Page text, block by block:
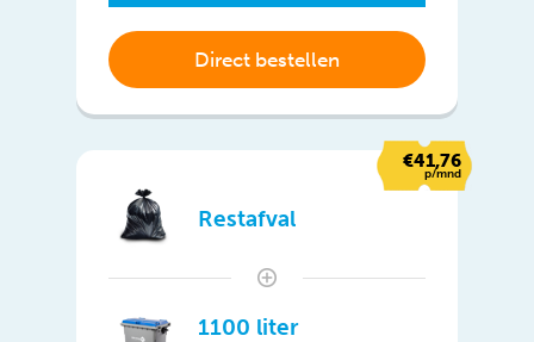
Direct bestellen
Restafval
1100 liter
€41,76
p/mnd